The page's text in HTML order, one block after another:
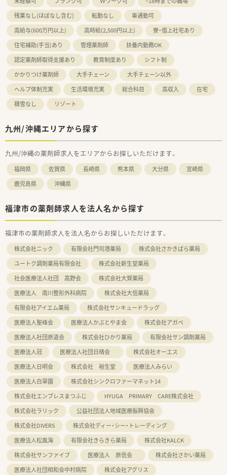
残業なし(ほぼなし含む)
転勤なし
車通勤可
高給与(600万円以上)
高時給(2,500円以上)
寮・借上社宅あり
住宅補助(手当)あり
管理薬剤師
扶養内勤務OK
認定薬剤師取得支援あり
教育制度あり
シフト制
かかりつけ薬剤師
大手チェーン
大手チェーン以外
ヘルプ体制充実
生活環境充実 総合科目 高収入
在宅
積雪なし
リゾート
九州/沖縄エリアから探す
九州/沖縄の薬剤師求人をエリアからお探しいただけます。
福岡県 佐賀県 長崎県 熊本県 大分県
宮崎県
鹿児島県
沖縄県
福津市の薬剤師求人を法人名から探す
福津市の薬剤師求人を法人名からお探しいただけます。
株式会社ニック 有限会社門司港薬局
株式会社さかきばら薬局
ユートク調剤薬局有限会社
株式会社新生堂薬局
社会医療法人社団 高野会
株式会社大賀薬局
医療法人 南川整形外科病院
株式会社大信薬局
有限会社アイエム薬局
株式会社サンキュードラッグ
医療法人聖峰会
医療法人かぶとやま会
株式会社アガペ
医療法人社団原道会
株式会社ひかり薬局
有限会社サン調剤薬局
医療法人冠
医療法人社団日晴会
株式会社オーエス
医療法人日明会
株式会社 裕生堂
医療法人みらい
医療法人白翠園
株式会社シンクロファーマネット14
株式会社エンブレスまつふじ
HYUGA PRIMARY CARE株式会社
株式会社ラリック
公益社団法人地域医療振興協会
株式会社DIVERS
株式会社ディー・シー・トレーディング
医療法人松風海
有限会社きらきら薬局
株式会社KALCK
株式会社サンファイブ
医療法人 原信会
株式会社さかい薬局
医療法人社団相和会中村病院
株式会社アグリス